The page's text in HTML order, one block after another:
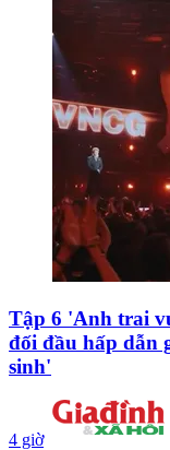
Tập 6 'Anh trai
đối đầu hấp dẫn
sinh'
4 giờ